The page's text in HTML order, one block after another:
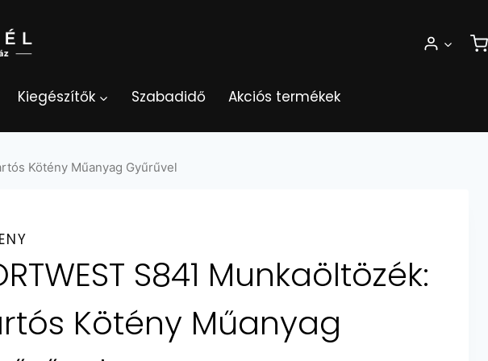
Kiegészítők Szabadidő Akciós termékek
Kötény Műanyag Gyűrűvel
S841 Munkaöltözék:
Kötény Műanyag